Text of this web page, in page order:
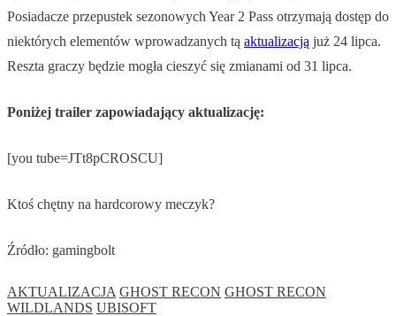
Posiadacze przepustek sezonowych Year 2 Pass otrzymają dostęp do
niektórych elementów wprowadzanych tą aktualizacją już 24 lipca.
Reszta graczy będzie mogła cieszyć się zmianami od 31 lipca.
Poniżej trailer zapowiadający aktualizację:
[you tube=JTt8pCROSCU]
Ktoś chętny na hardcorowy meczyk?
Źródło: gamingbolt
AKTUALIZACJA GHOST RECON GHOST RECON
WILDLANDS UBISOFT